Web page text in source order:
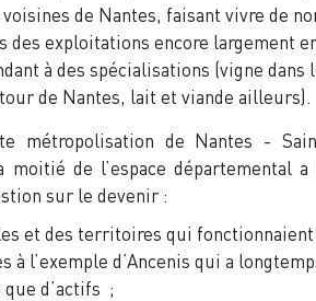
de Nantes, faisant vivre de
des exploitations encore largement
à des spécialisations (vigne dans
de Nantes, lait et viande ailleurs).
métropolisation de Nantes -
moitié de l’espace départemental
sur le devenir :
et des territoires qui fonctionnaient
à l’exemple d’Ancenis qui a
que d’actifs ;